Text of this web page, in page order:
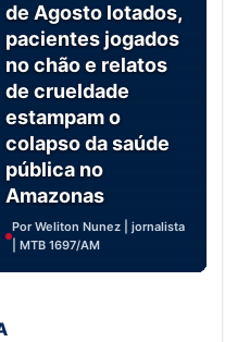
de Agosto lotados,
pacientes jogados
no chão e relatos
de crueldade
estampam o
colapso da saúde
pública no
Amazonas
Por Weliton Nunez | jornalista
| MTB 1697/AM